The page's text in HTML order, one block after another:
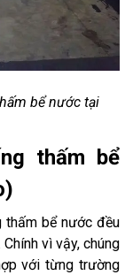
bể nước tại
thấm bể
thấm bể nước đều
vì vậy, chúng
với từng trường